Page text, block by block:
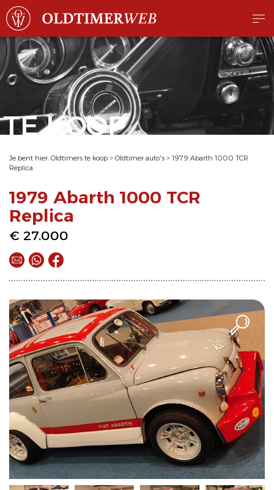
TE KOOP
Je bent hier: Oldtimers te koop > Oldtimer auto's > 1979 Abarth 1000 TCR
Replica
1979 Abarth 1000 TCR
Replica
€ 27.000